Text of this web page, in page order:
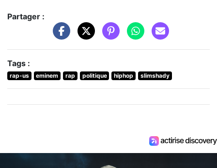
Partager :
Tags :
rap-us eminem rap politique hiphop slimshady